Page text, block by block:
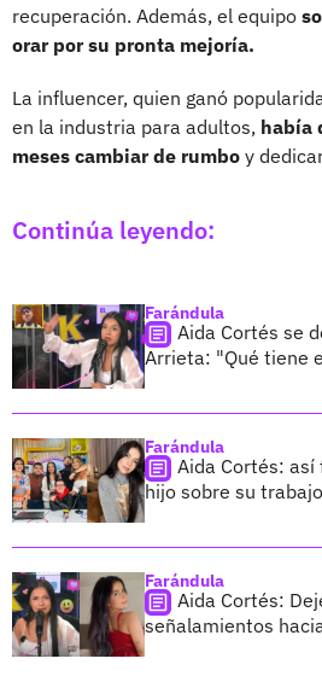
recuperación. Además, el equipo
orar por su pronta mejoría.
La influencer, quien ganó
en la industria para adultos, había
meses cambiar de rumbo y
Continúa leyendo:
Farándula
Aida Cortés se
Arrieta: "Qué tiene
Farándula
Aida Cortés:
hijo sobre su trabajo
Farándula
Aida Cortés:
señalamientos